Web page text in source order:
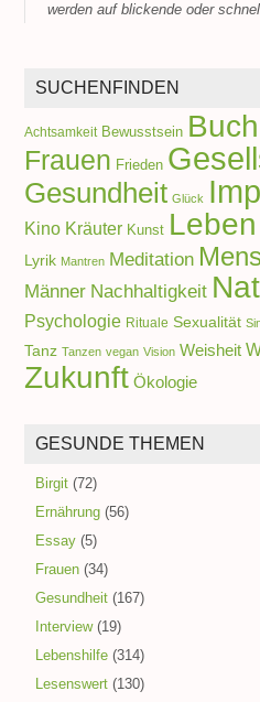
werden auf blickende oder
SUCHENFINDEN
Achtsamkeit Bewusstsein Buch
Frauen Frieden
Gesundheit Glück
Kino Kräuter Kunst Leben
Lyrik Mantren Meditation
Männer Nachhaltigkeit
Psychologie Rituale Sexualität
Tanz Tanzen vegan Vision Weisheit
Zukunft Ökologie
GESUNDE THEMEN
Birgit (72)
Ernährung (56)
Essay (5)
Frauen (34)
Gesundheit (167)
Interview(19)
Lebenshilfe (314)
Lesenswert (130)